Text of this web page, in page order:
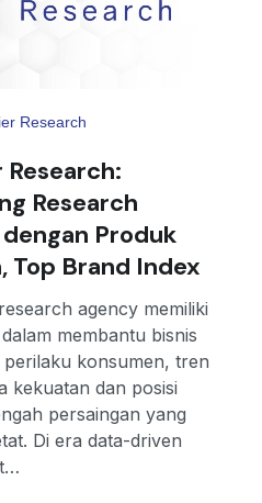
Research
Research
Produk
Top Brand Index
agency memiliki
membantu bisnis
perilaku konsumen, tren
kekuatan dan posisi
persaingan yang
Di era data-driven